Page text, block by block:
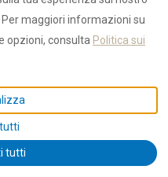
maggiori informazioni su
opzioni, consulta Politica sui
tutti